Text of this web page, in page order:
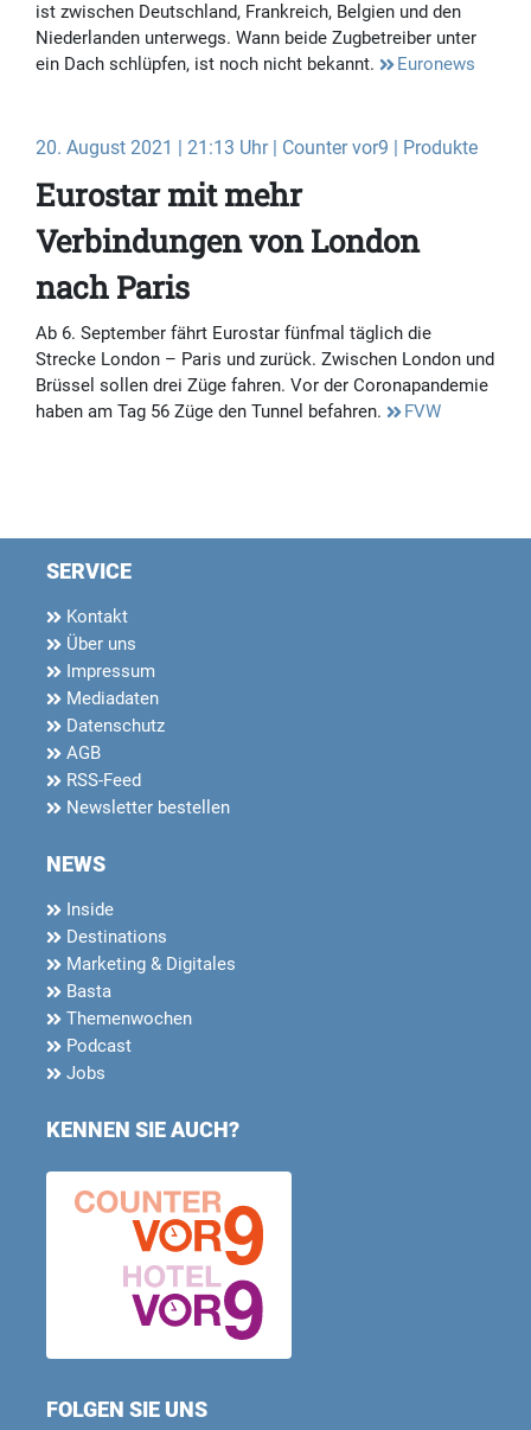
ist zwischen Deutschland, Frankreich, Belgien und den
Niederlanden unterwegs. Wann beide Zugbetreiber unter
ein Dach schlüpfen, ist noch nicht bekannt.
Euronews
20. August 2021 | 21:13 Uhr | Counter vor9 | Produkte
Eurostar mit mehr
Verbindungen von London
nach Paris
Ab 6. September fährt Eurostar fünfmal täglich die
Strecke London – Paris und zurück. Zwischen London und
Brüssel sollen drei Züge fahren. Vor der Coronapandemie
haben am Tag 56 Züge den Tunnel befahren.
FVW
SERVICE
Kontakt
Über uns
Impressum
Mediadaten
Datenschutz
AGB
RSS-Feed
Newsletter bestellen
NEWS
Inside
Destinations
Marketing & Digitales
Basta
Themenwochen
Podcast
Jobs
KENNEN SIE AUCH?
FOLGEN SIE UNS